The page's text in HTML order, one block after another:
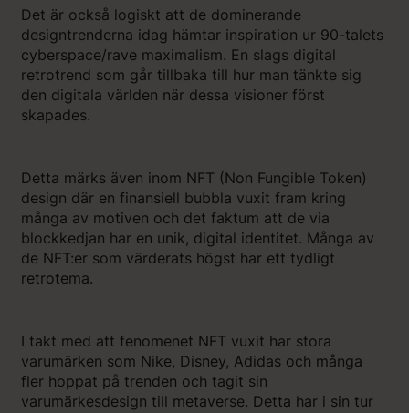
Det är också logiskt att de dominerande
designtrenderna idag hämtar inspiration ur 90-talets
cyberspace/rave maximalism. En slags digital
retrotrend som går tillbaka till hur man tänkte sig
den digitala världen när dessa visioner först
skapades.
Detta märks även inom NFT (Non Fungible Token)
design där en finansiell bubbla vuxit fram kring
många av motiven och det faktum att de via
blockkedjan har en unik, digital identitet. Många av
de NFT:er som värderats högst har ett tydligt
retrotema.
I takt med att fenomenet NFT vuxit har stora
varumärken som Nike, Disney, Adidas och många
fler hoppat på trenden och tagit sin
varumärkesdesign till metaverse. Detta har i sin tur